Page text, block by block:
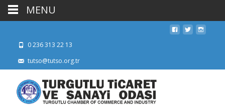
0 236 313 22 13
tutso@tutso.org.tr
MENU